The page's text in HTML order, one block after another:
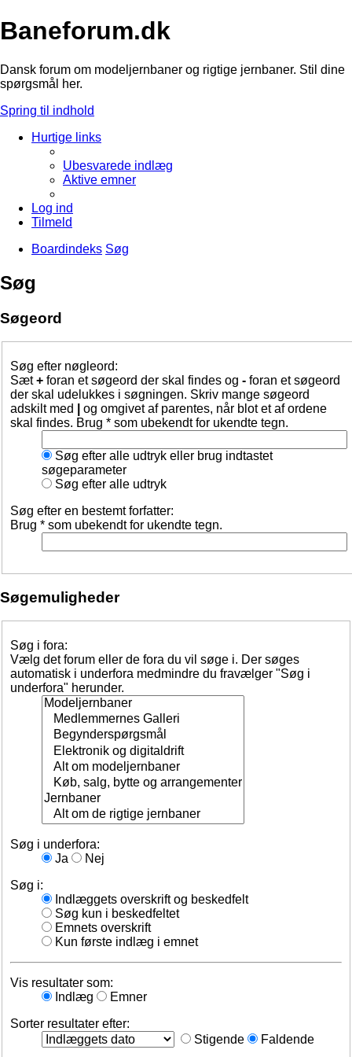
Baneforum.dk
Dansk forum om modeljernbaner og rigtige jernbaner. Stil dine
spørgsmål her.
Spring til indhold
Hurtige links
Ubesvarede indlæg
Aktive emner
Log ind
Tilmeld
Boardindeks Søg
Søg
Søgeord
Søg efter nøgleord:
Sæt+ foran et søgeord der skal findes og - foran et søgeord
der skal udelukkes i søgningen. Skriv mange søgeord
adskilt med
og omgivet af parentes, når blot et af ordene
skal findes. Brug * som ubekendt for ukendte tegn.
Søg efter alle udtryk eller brug indtastet
søgeparameter
Søg efter alle udtryk
Søg efter en bestemt forfatter:
Brug * som ubekendt for ukendte tegn.
Søgemuligheder
Søg i fora:
Vælg det forum eller de fora du vil søge i. Der søges
automatisk i underfora medmindre du fravælger "Søg i
underfora" herunder.
Søg i underfora:
Ja
Nej
Søg i:
Indlæggets overskrift og beskedfelt
Søg kun i beskedfeltet
Emnets overskrift
Kun første indlæg i emnet
Vis resultater som:
Indlæg
Emner
Sorter resultater efter:
Stigende
Faldende